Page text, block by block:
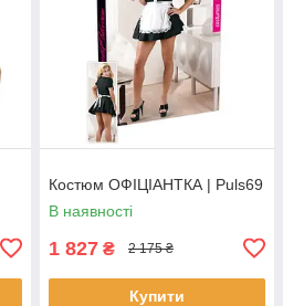
Костюм ОФІЦІАНТКА | Puls69
В наявності
1 827 ₴ 2 175 ₴
Купити